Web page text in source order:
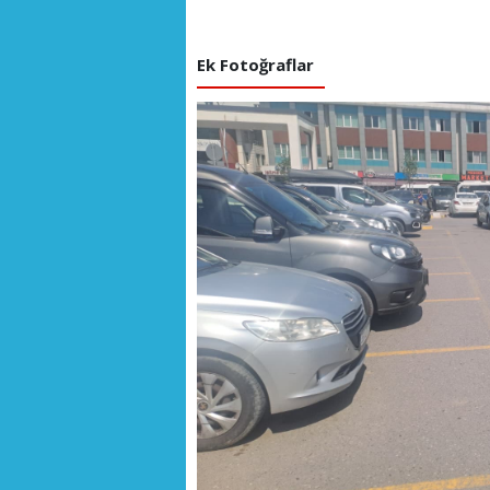
Ek Fotoğraflar